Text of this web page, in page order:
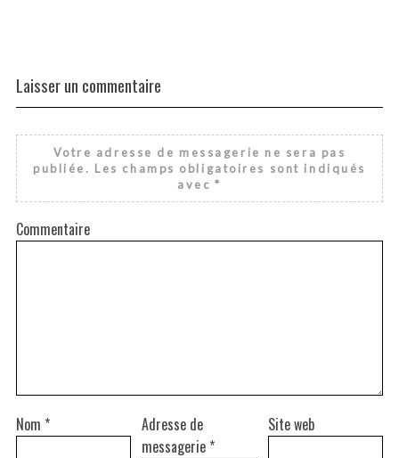
Laisser un commentaire
Votre adresse de messagerie ne sera pas
publiée. Les champs obligatoires sont indiqués
avec*
Commentaire
Nom *
Adresse de
messagerie *
Site web